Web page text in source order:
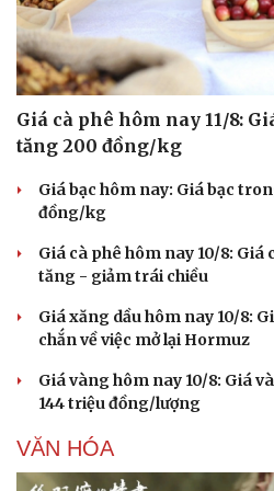
Giá cà phê hôm nay 11/8:
tăng 200 đồng/kg
Giá bạc hôm nay: Giá bạc
đồng/kg
Giá cà phê hôm nay 10/8: Giá
tăng - giảm trái chiều
Giá xăng dầu hôm nay 10/8:
chắn về việc mở lại Hormuz
Giá vàng hôm nay 10/8: Giá
144 triệu đồng/lượng
VĂN HÓA